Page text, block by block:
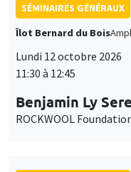
SÉMINAIRES GÉNÉRAUX
Îlot Bernard du Bois
Lundi 12 octobre 2026
11:30 à 12:45
Benjamin Ly
ROCKWOOL